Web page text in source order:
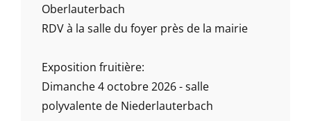
Oberlauterbach
RDV à la salle du foyer près de la mairie
Exposition fruitière:
Dimanche 4 octobre 2026 - salle
polyvalente de Niederlauterbach